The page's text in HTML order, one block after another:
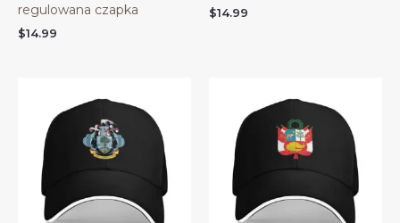
regulowana czapka
$14.99
$14.99